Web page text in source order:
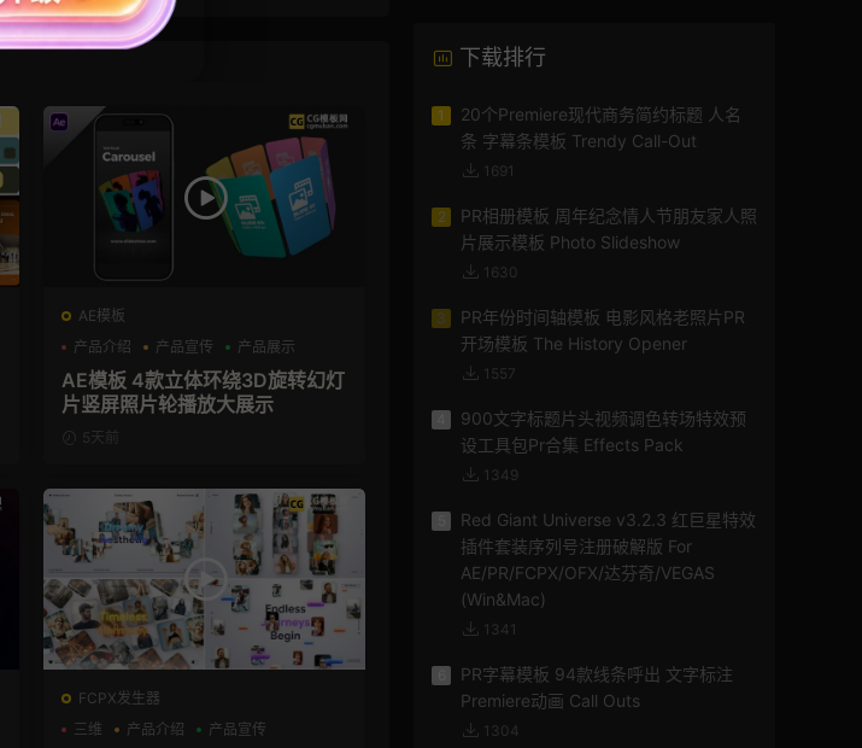
AE模板
产品介绍
产品宣传 产品展示
AE模板 4款立体环绕3D旋转幻灯
片竖屏照片轮播放大展示
5天前
FCPX发生器
三维
产品介绍 产品宣传
下载排行
1
20个Premiere现代商务简约标题 人名
条 字幕条模板 Trendy Call-Out
1691
2
PR相册模板 周年纪念情人节朋友家人照
片展示模板 Photo Slideshow
1630
3
PR年份时间轴模板 电影风格老照片PR
开场模板 The History Opener
1557
900文字标题片头视频调色转场特效预
设工具包Pr合集 Effects Pack
1349
Red Giant Universe v3.2.3 红巨星特效
插件套装序列号注册破解版 For
AE/PR/FCPX/OFX/达芬奇/VEGAS
(Win&Mac)
1341
PR字幕模板 94款线条呼出 文字标注
Premiere动画 Call Outs
1304